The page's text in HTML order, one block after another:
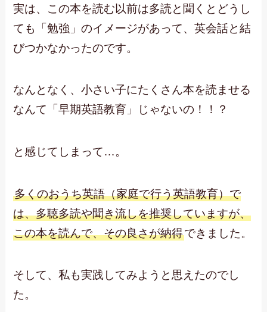
実は、この本を読む以前は多読と聞くとどうし
ても「勉強」のイメージがあって、英会話と結
びつかなかったのです。
なんとなく、小さい子にたくさん本を読ませる
なんて「早期英語教育」じゃないの！！？
と感じてしまって…。
多くのおうち英語（家庭で行う英語教育）で
は、多聴多読や聞き流しを推奨していますが、
この本を読んで、その良さが納得できました。
そして、私も実践してみようと思えたのでし
た。